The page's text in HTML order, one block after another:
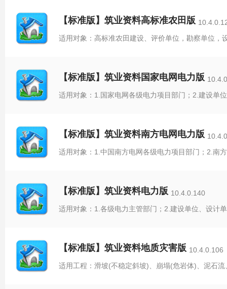
【标准版】筑业资料高标准农田版
【标准版】筑业资料国家电网电力版
适用对象：1.国家电网各级电力项目部门；2.建设单
【标准版】筑业资料南方电网电力版
适用对象：1.中国南方电网各级电力项目部门；2.南
【标准版】筑业资料电力版 10.4.0.140
适用对象：1.各级电力主管部门；2.建设单位、设计
【标准版】筑业资料地质灾害版 10.4.0.106
适用工程：滑坡(不稳定斜坡)、崩塌(危岩体)、泥石